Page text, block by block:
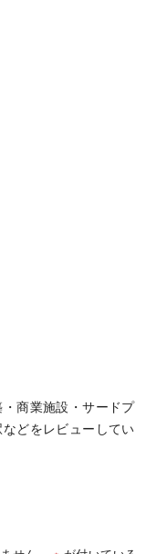
商業施設・サードプ
どをレビューしてい